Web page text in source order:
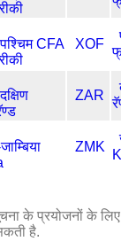
XOF
ZAR
ZMK
के प्रयोजनों के लिए
है.